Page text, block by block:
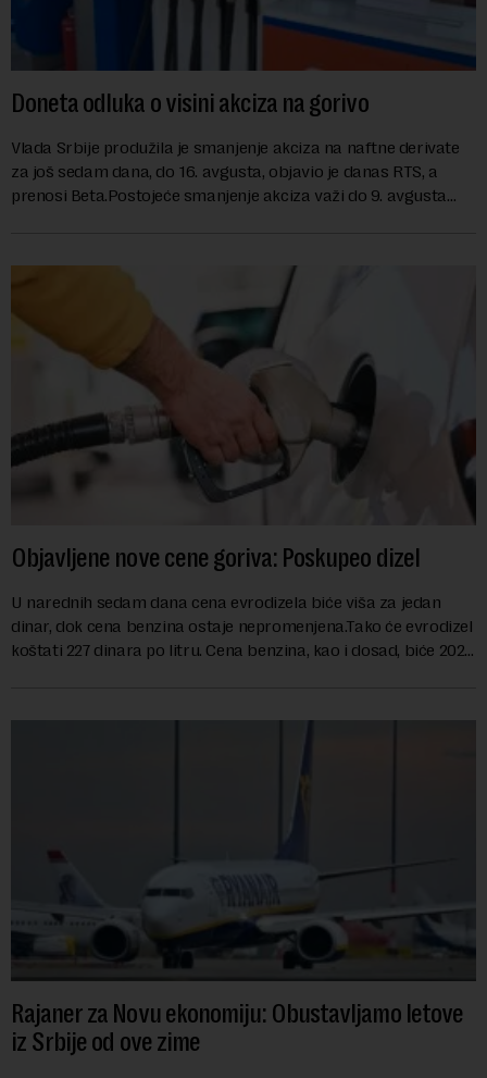
Doneta odluka o visini akciza na gorivo
Vlada Srbije produžila je smanjenje akciza na naftne derivate
za još sedam dana, do 16. avgusta, objavio je danas RTS, a
prenosi Beta.Postojeće smanjenje akciza važi do 9. avgusta
Objavljene nove cene goriva: Poskupeo dizel
U narednih sedam dana cena evrodizela biće viša za jedan
dinar, dok cena benzina ostaje nepromenjena.Tako će evrodizel
koštati 227 dinara po litru. Cena benzina, kao i dosad, biće 202
Rajaner za Novu ekonomiju: Obustavljamo letove
iz Srbije od ove zime